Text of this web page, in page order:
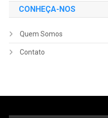
CONHEÇA-NOS
Quem Somos
Contato